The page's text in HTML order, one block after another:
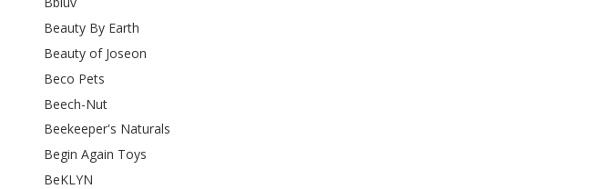
Beauty By Earth
Beauty of Joseon
Beco Pets
Beech-Nut
Beekeeper's Naturals
Begin Again Toys
BeKLYN